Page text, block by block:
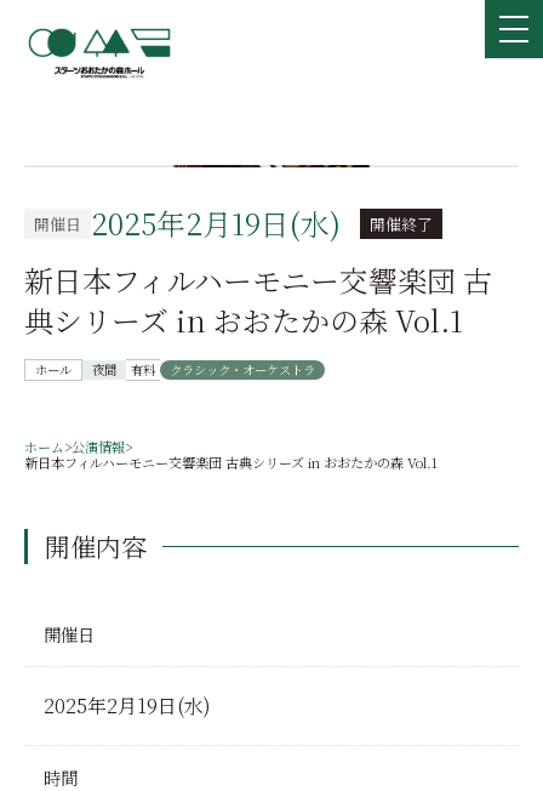
開催日 2025年2月19日(水) 開催終了
新日本フィルハーモニー交響楽団 古
典シリーズ in おおたかの森 Vol.1
ホール 夜間 有料 クラシック・オーケストラ
ホーム>公演情報>
新日本フィルハーモニー交響楽団 古典シリーズ in おおたかの森 Vol.1
開催内容
開催日
2025年2月19日(水)
時間